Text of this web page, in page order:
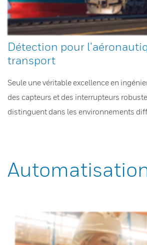
Détection pour
transport
Seule une véritable excellence en
des capteurs et des interrupteurs
distinguent dans les environnements